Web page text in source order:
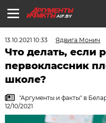
AIF.BY
13.10.2021 10:33 Ядвига Монич
Что делать, если
первоклассник
школе?
"Аргументы и факты" в
12/10/2021